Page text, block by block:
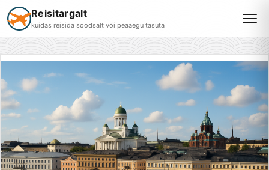
Reisitargalt
kuidas reisida soodsalt või peaaegu tasuta